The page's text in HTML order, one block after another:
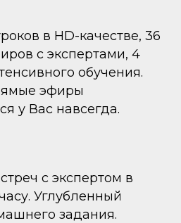
в HD-качестве, 36
с экспертами, 4
обучения.
эфиры
у Вас навсегда.
с экспертом в
Углубленный
задания.